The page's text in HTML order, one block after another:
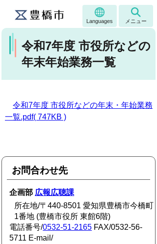
Languages メニュー
令和7年度 市役所などの
年末年始業務一覧
令和7年度 市役所などの年末・年始業務
一覧.pdf( 747KB )
お問合わせ先
企画部 広報広聴課
所在地/〒440-8501 愛知県豊橋市今橋町
1番地 (豊橋市役所 東館6階)
電話番号/0532-51-2165 FAX/0532-56-
5711 E-mail/